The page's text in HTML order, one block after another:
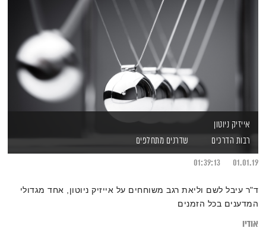
אייזיק ניוטון
רבות הדרכים
שדרנים מתחלפים
01.01.19
01:39:13
ד"ר עיבל לשם וליאת רגב משוחחים על אייזיק ניוטון, אחד מגדולי
המדענים בכל הזמנים
אודיו